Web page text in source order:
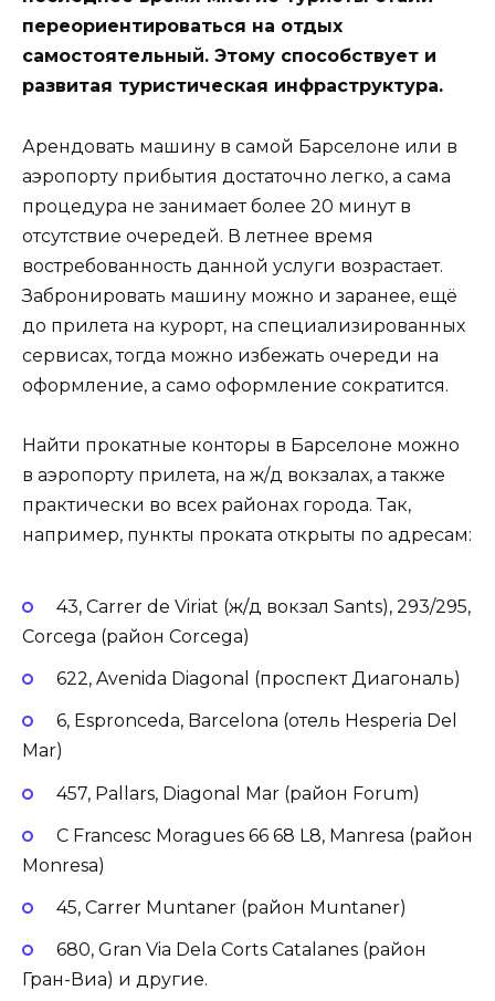
переориентироваться на отдых
самостоятельный. Этому способствует и
развитая туристическая инфраструктура.
Арендовать машину в самой Барселоне или в
аэропорту прибытия достаточно легко, а сама
процедура не занимает более 20 минут в
отсутствие очередей. В летнее время
востребованность данной услуги возрастает.
Забронировать машину можно и заранее, ещё
до прилета на курорт, на специализированных
сервисах, тогда можно избежать очереди на
оформление, а само оформление сократится.
Найти прокатные конторы в Барселоне можно
в аэропорту прилета, на ж/д вокзалах, а также
практически во всех районах города. Так,
например, пункты проката открыты по адресам:
43, Carrer de Viriat (ж/д вокзал Sants), 293/295,
Corcega (район Corcega)
622, Avenida Diagonal (проспект Диагональ)
6, Espronceda, Barcelona (отель Hesperia Del
Mar)
457, Pallars, Diagonal Mar (район Forum)
C Francesc Moragues 66 68 L8, Manresa (район
Monresa)
45, Carrer Muntaner (район Muntaner)
680, Gran Via Dela Corts Catalanes (район
Гран-Виа) и другие.